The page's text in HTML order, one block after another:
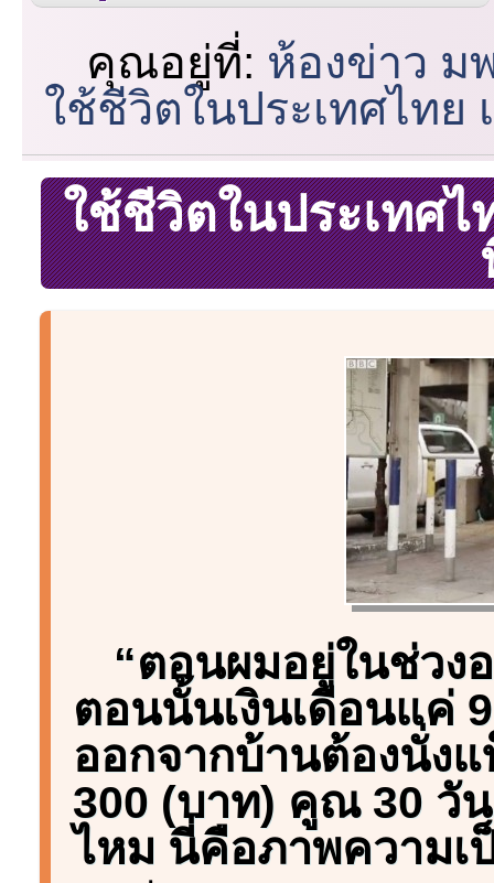
คุณอยู่ที่: ห้องข่าว ม
ใช้ชีวิตในประเทศไทย
ใช้ชีวิตในประเทศ
“ตอนผมอยู่ในช่วง
ตอนนั้นเงินเดือนแค่
ออกจากบ้านต้องนั่ง
300 (บาท) คูณ 30 วั
ไหม นี่คือภาพความเ